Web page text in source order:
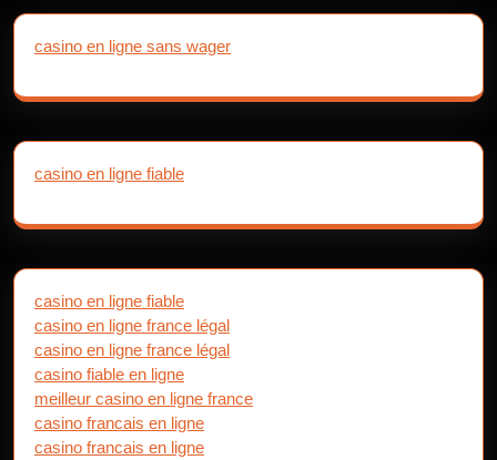
casino en ligne sans wager
casino en ligne fiable
casino en ligne fiable
casino en ligne france légal
casino en ligne france légal
casino fiable en ligne
meilleur casino en ligne france
casino francais en ligne
casino francais en ligne